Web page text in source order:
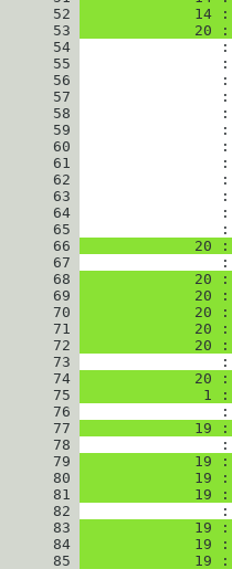
      52
             14 :
      53
             20 :
      54
      55
      56
                :
      57
                :
      58
                :
      59
                :
      60
                :
      61
                :
      62
                :
      63
                :
      64
                :
      65
                :
      66
             20 :
      67
      68
             20 :
      69
             20 :
      70
             20 :
      71
             20 :
      72
             20 :
      73
      74
             20 :
      75
              1 :
      76
                :
      77
             19 :
      78
      79
             19 :
      80
             19 :
      81
             19 :
      82
      83
             19 :
      84
             19 :
      85
             19 :